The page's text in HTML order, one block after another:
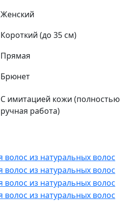
Женский
Короткий (до 35 см)
Прямая
Брюнет
С имитацией кожи (полностью
ручная работа)